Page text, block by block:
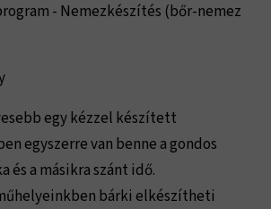
- Nemezkészítés (bőr-nemez
egy kézzel készített
egyszerre van benne a gondos
és a másikra szánt idő.
bárki elkészítheti